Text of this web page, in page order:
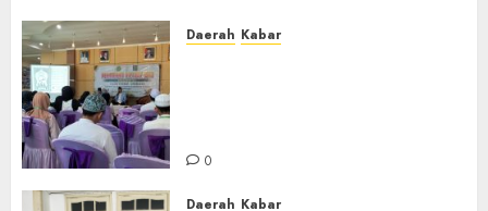
Daerah Kabar
0
Daerah Kabar